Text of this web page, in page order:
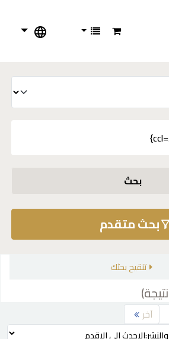
بحث
بحث متقدم
تنقيح بحثك
آخر